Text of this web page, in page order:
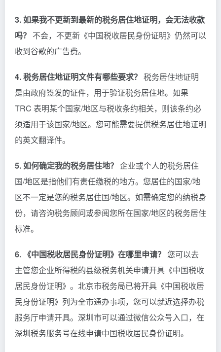
3. 如果我不更新到最新的税务居住地证明，会无法收款
吗？ 不会，不更新《中国税收居民身份证明》仍然可以
收到谷歌的广告费。
4. 税务居住地证明文件有哪些要求？ 税务居住地证明
是由政府签发的证件，用于验证税务居住地。如果
TRC 表明某个国家/地区与税收条约相关，则该条约必
须适用于该国家/地区。您可能需要提供税务居住地证明
的英文翻译件。
5. 如何确定我的税务居住地？ 企业或个人的税务居住
国/地区是指他们有责任缴税的地方。您居住的国家/地
区不一定是您的税务居住国/地区。如需确定您的纳税身
份，请咨询税务顾问或参阅您所在国家/地区的税务居住
标准。
6. 《中国税收居民身份证明》在哪里申请？ 您可以去
主管您企业所得税的县级税务机关申请开具《中国税收
居民身份证明》。北京市税务局已将开具《中国税收居
民身份证明》列为全市通办事项，您可以就近选择办税
服务厅申请开具。深圳市可以通过微信公众号入口，在
深圳税务服务号在线申请中国税收居民身份证明。